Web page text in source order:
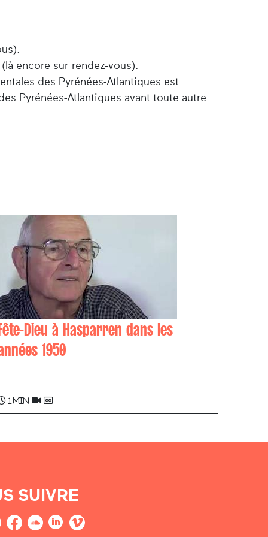
encore sur rendez-vous).
des Pyrénées-Atlantiques est
Pyrénées-Atlantiques avant toute autre
Dieu à Hasparren dans les
1950
1 min
SUIVRE